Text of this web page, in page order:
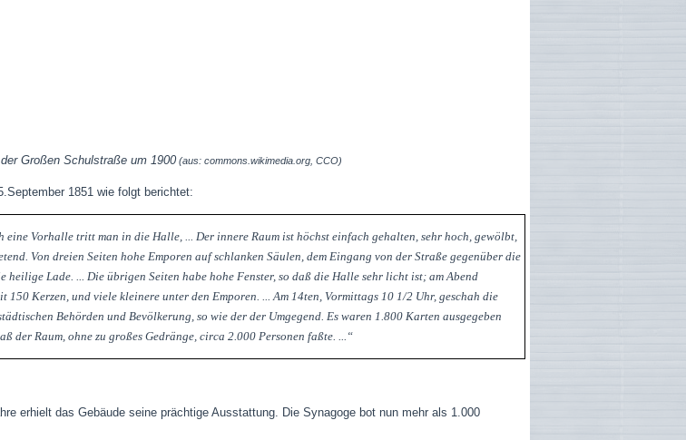
Großen Schulstraße um 1900 (aus: commons.wikimedia.org, CCO)
1851 wie folgt berichtet:
Vorhalle tritt man in die Halle, ... Der innere Raum ist höchst einfach gehalten, sehr hoch, gewölbt,
Von dreien Seiten hohe Emporen auf schlanken Säulen, dem Eingang von der Straße gegenüber die
Lade. ... Die übrigen Seiten habe hohe Fenster, so daß die Halle sehr licht ist; am Abend
Kerzen, und viele kleinere unter den Emporen. ... Am 14ten, Vormittags 10 1/2 Uhr, geschah die
Behörden und Bevölkerung, so wie der der Umgegend. Es waren 1.800 Karten ausgegeben
der Raum, ohne zu großes Gedränge, circa 2.000 Personen faßte. ...“
erhielt das Gebäude seine prächtige Ausstattung. Die Synagoge bot nun mehr als 1.000